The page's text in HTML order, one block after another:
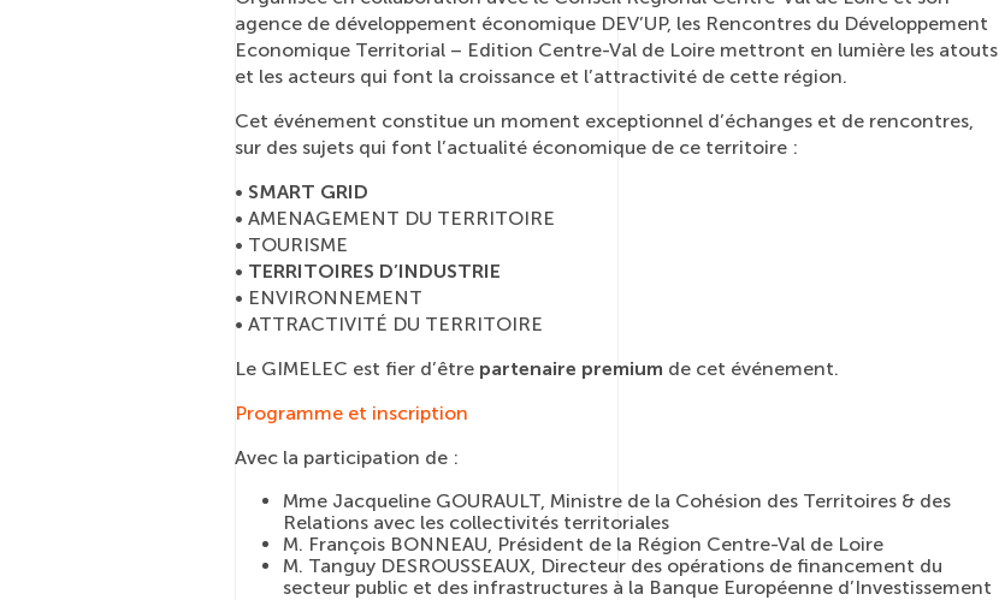
agence de développement économique DEV’UP, les Rencontres du Développement
Economique Territorial – Edition Centre-Val de Loire mettront en lumière les atouts
et les acteurs qui font la croissance et l’attractivité de cette région.
Cet événement constitue un moment exceptionnel d’échanges et de rencontres,
sur des sujets qui font l’actualité économique de ce territoire :
• SMART GRID
• AMENAGEMENT DU TERRITOIRE
• TOURISME
• TERRITOIRES D’INDUSTRIE
• ENVIRONNEMENT
• ATTRACTIVITÉ DU TERRITOIRE
Le GIMELEC est fier d’être partenaire premium de cet événement.
Programme et inscription
Avec la participation de :
Mme Jacqueline GOURAULT, Ministre de la Cohésion des Territoires & des
Relations avec les collectivités territoriales
M. François BONNEAU, Président de la Région Centre-Val de Loire
M. Tanguy DESROUSSEAUX, Directeur des opérations de financement du
secteur public et des infrastructures à la Banque Européenne d’Investissement